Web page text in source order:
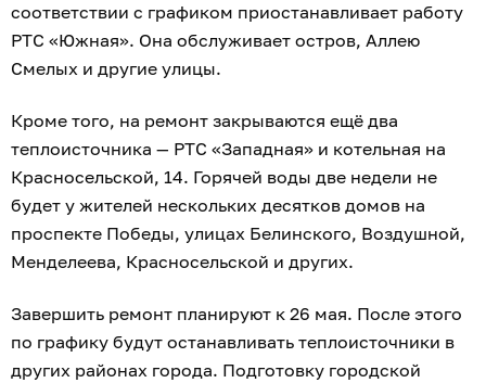
соответствии с графиком приостанавливает работу
РТС «Южная». Она обслуживает остров, Аллею
Смелых и другие улицы.
Кроме того, на ремонт закрываются ещё два
теплоисточника — РТС «Западная» и котельная на
Красносельской, 14. Горячей воды две недели не
будет у жителей нескольких десятков домов на
проспекте Победы, улицах Белинского, Воздушной,
Менделеева, Красносельской и других.
Завершить ремонт планируют к 26 мая. После этого
по графику будут останавливать теплоисточники в
других районах города. Подготовку городской